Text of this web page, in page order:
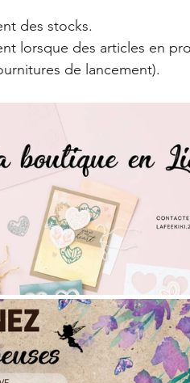
des stocks.
lorsque des articles en
de lancement).